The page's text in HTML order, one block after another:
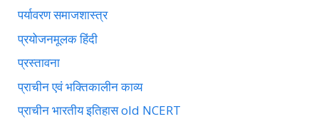
पर्यावरण समाजशास्त्र
प्रयोजनमूलक हिंदी
प्रस्तावना
प्राचीन एवं भक्तिकालीन काव्य
प्राचीन भारतीय इतिहास old NCERT